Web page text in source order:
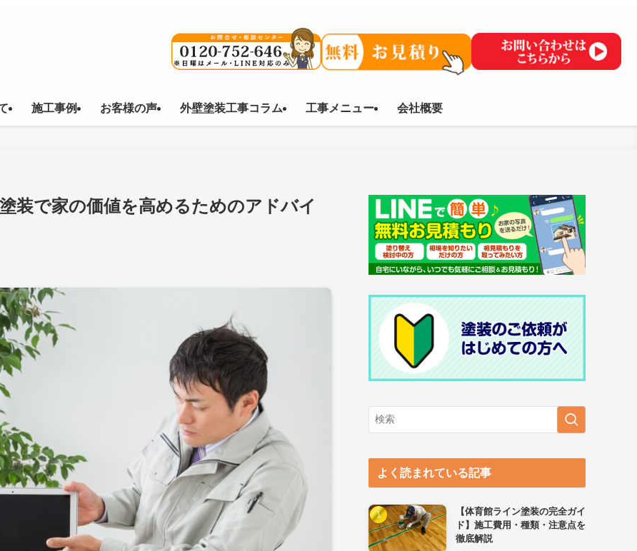
施工事例 お客様の声 外壁塗装工事コラム 工事メニュー 会社概要
装で家の価値を高めるためのアドバイ
よく読まれている記事
【体育館ライン塗装の完全ガイ
ド】施工費用・種類・注意点を
徹底解説